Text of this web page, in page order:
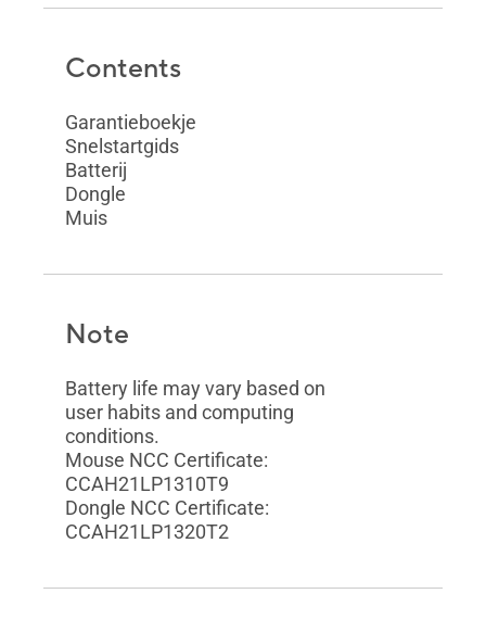
Contents
Garantieboekje
Snelstartgids
Batterij
Dongle
Muis
Note
Battery life may vary based on
user habits and computing
conditions.
Mouse NCC Certificate:
CCAH21LP1310T9
Dongle NCC Certificate:
CCAH21LP1320T2